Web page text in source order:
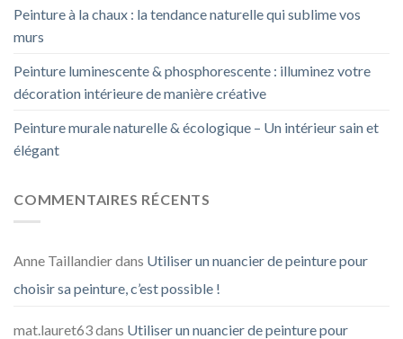
Peinture à la chaux : la tendance naturelle qui sublime vos
murs
Peinture luminescente & phosphorescente : illuminez votre
décoration intérieure de manière créative
Peinture murale naturelle & écologique – Un intérieur sain et
élégant
COMMENTAIRES RÉCENTS
Anne Taillandierdans Utiliser un nuancier de peinture pour
choisir sa peinture, c’est possible !
mat.lauret63dans Utiliser un nuancier de peinture pour